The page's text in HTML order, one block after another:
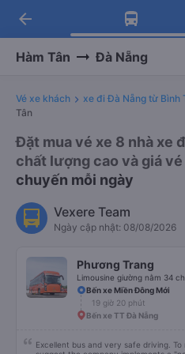
Tải app
Nhận ưu đãi
Tải app Vexere
-30k/ghế khi đặt
arrow_back
Hàm Tân Đà Nẵng
Vé xe khách xe đi Đà Nẵng từ Bình
Tân
Đặt mua vé xe 8 nhà xe
chất lượng cao và giá
chuyến mỗi ngày
Vexere Team
Ngày cập nhật: 08/08/2026
Phương Trang
Limousine giường nằm 34
Bến xe Miền Đông Mới
19 giờ 20 phút
Bến xe TT Đà Nẵng
Excellent bus and very safe driving.